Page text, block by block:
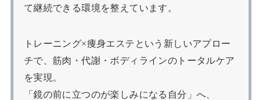
て継続できる環境を整えています。
トレーニング×痩身エステという新しいアプロー
チで、筋肉・代謝・ボディラインのトータルケア
を実現。
「鏡の前に立つのが楽しみになる自分」へ、